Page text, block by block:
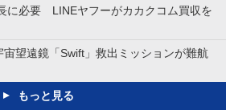
に必要 LINEヤフーがカカクコム買収を
宙望遠鏡「Swift」救出ミッションが難航
もっと見る